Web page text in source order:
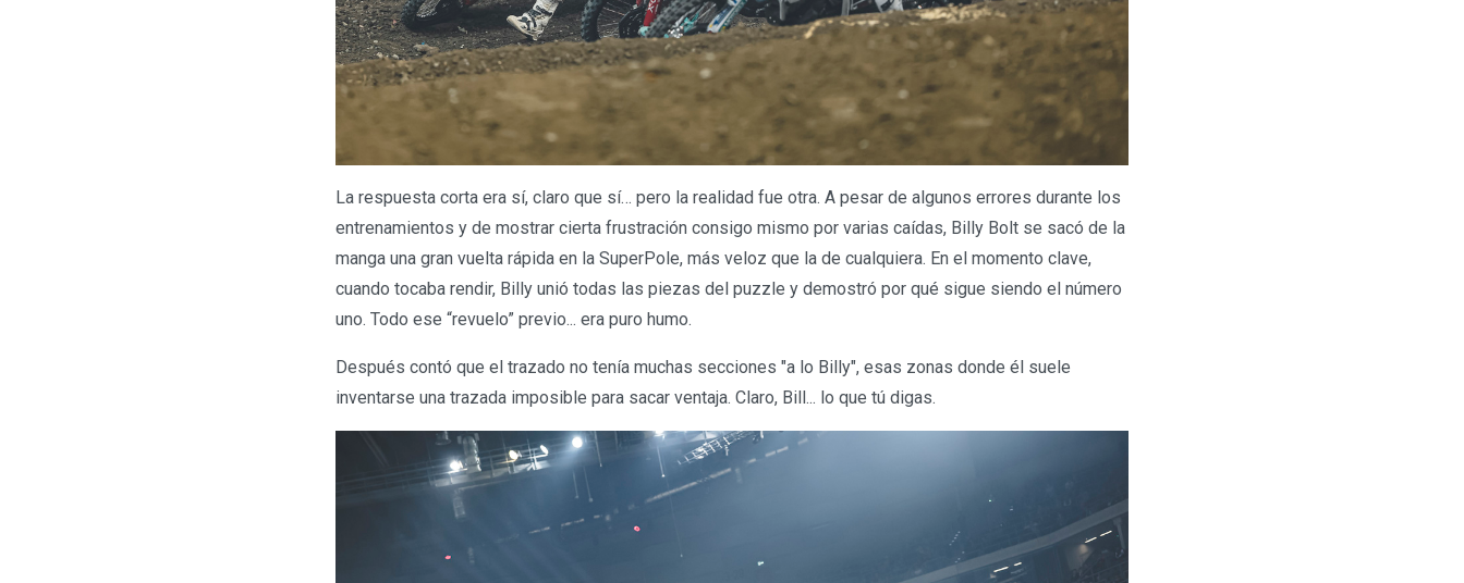
La respuesta corta era sí, claro que sí… pero la realidad fue otra. A pesar de algunos errores durante los
entrenamientos y de mostrar cierta frustración consigo mismo por varias caídas, Billy Bolt se sacó de la
manga una gran vuelta rápida en la SuperPole, más veloz que la de cualquiera. En el momento clave,
cuando tocaba rendir, Billy unió todas las piezas del puzzle y demostró por qué sigue siendo el número
uno. Todo ese “revuelo” previo... era puro humo.
Después contó que el trazado no tenía muchas secciones "a lo Billy", esas zonas donde él suele
inventarse una trazada imposible para sacar ventaja. Claro, Bill... lo que tú digas.